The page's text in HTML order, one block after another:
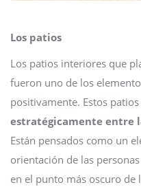
Los patios
Los patios interiores que
fueron uno de los
positivamente. Estos patios
estratégicamente entre
Están pensados como un
orientación de las
en el punto más oscuro de